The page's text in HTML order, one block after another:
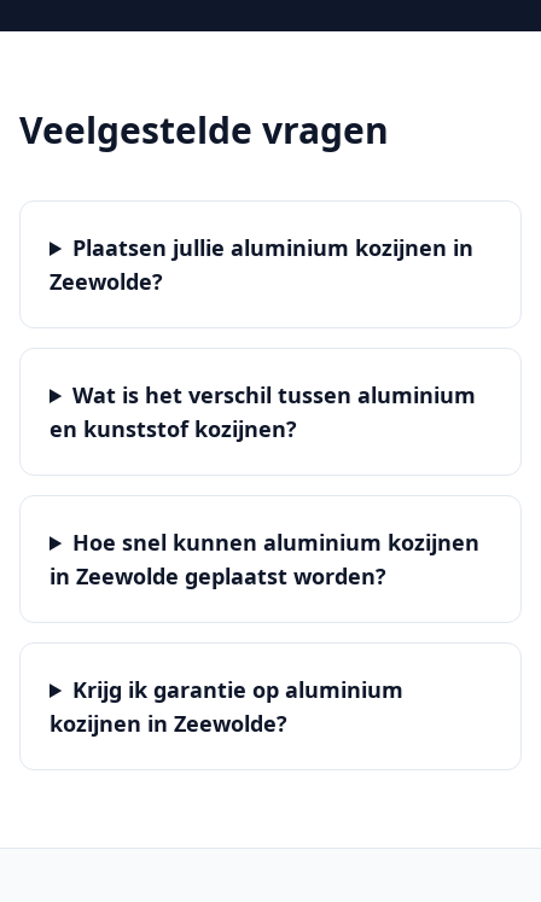
Veelgestelde vragen
Plaatsen jullie aluminium kozijnen in
Zeewolde?
Wat is het verschil tussen aluminium
en kunststof kozijnen?
Hoe snel kunnen aluminium kozijnen
in Zeewolde geplaatst worden?
Krijg ik garantie op aluminium
kozijnen in Zeewolde?